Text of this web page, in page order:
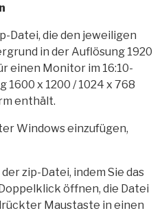
Datei, die den jeweiligen
in der Auflösung 1920
einen Monitor im 16:10-
1600 x 1200 / 1024 x 768
enthält.
Windows einzufügen,
zip-Datei, indem Sie das
öffnen, die Datei
Maustaste in einen